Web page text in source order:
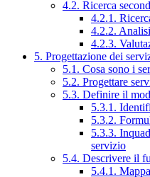
4.2. Ricerca
4.2.1.
4.2.2.
4.2.3.
5. Progettazione dei
5.1. Cosa sono i
5.2. Progettare
5.3. Definire il
5.3.1.
5.3.2.
5.3.3.
servizio
5.4. Descrivere il
5.4.1.